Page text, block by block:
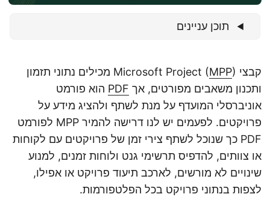
תוכן עניינים
קבצי Microsoft Project ( MPP
) מכילים נתוני תזמון
ותכנון משאבים מפורטים, אךPDFהוא פורמט
אוניברסלי המועדף על מנת לשתף ולהציג מידע על
פרויקטים. לפעמים יש לנו דרישה להמיר MPP לפורמט
PDF כך שנוכל לשתף צירי זמן של פרויקטים עם לקוחות
או צוותים, להדפיס תרשימי גנט ולוחות זמנים, למנוע
שינויים לא מורשים, לארכב תיעוד פרויקט או אפילו,
לצפות בנתוני פרויקט בכל הפלטפורמות.